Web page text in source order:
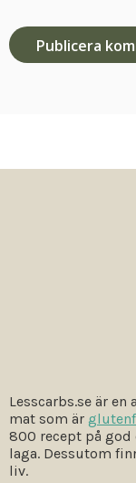
Lesscarbs.se är
mat som är
800 recept på
laga. Dessutom
liv.